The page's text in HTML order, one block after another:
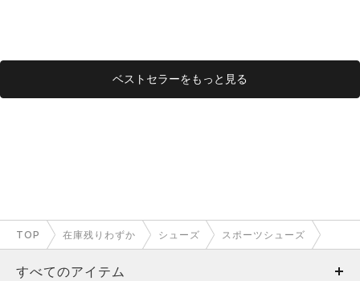
ベストセラーをもっと見る
TOP 在庫残りわずか シューズ スポーツシューズ
すべてのアイテム